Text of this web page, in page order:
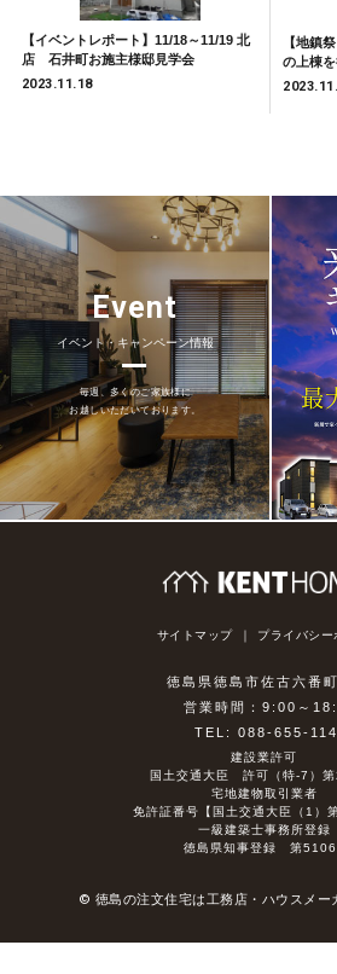
【イベントレポート】11/18～11/19 北
店 石井町お施主様邸見学会
2023.11.18
【地鎮
の上棟
Event
イベント・キャンペーン情報
毎週、多くのご家族様に
お越しいただいております。
サイトマップ プライバシー
徳島県徳島市佐古六番
営業時間：9:00～
TEL: 088-655-
建設業許可
国土交通大臣 許可（特-7）
宅地建物取引業者
免許証番号【国土交通大臣（1）
一級建築士事務所登録
徳島県知事登録 第
© 徳島の注文住宅は工務店・ハウスメー